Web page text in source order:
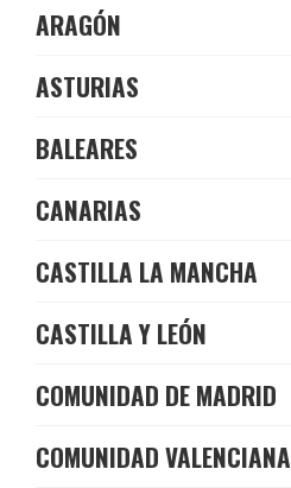
ARAGÓN
ASTURIAS
BALEARES
CANARIAS
CASTILLA LA MANCHA
CASTILLA Y LEÓN
COMUNIDAD DE MADRID
COMUNIDAD VALENCIANA